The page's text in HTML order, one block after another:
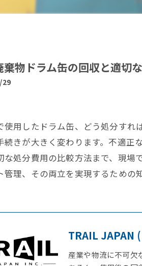
棄物ドラム缶の回収と適切
29
使用したドラム缶、どう処分すれ
続きが大きく変わります。不適正
な処分費用の比較方法まで、現場
管理、その両立を実現するための
TRAIL JAPAN
産業や物流に不可欠